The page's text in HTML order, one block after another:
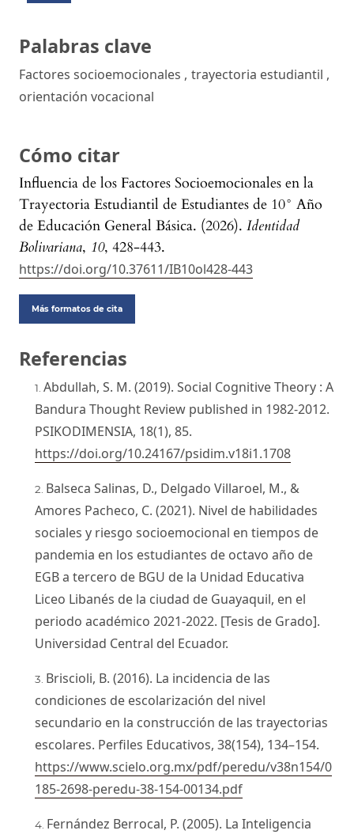
Palabras clave
Factores socioemocionales , trayectoria estudiantil ,
orientación vocacional
Cómo citar
Influencia de los Factores Socioemocionales en la
Trayectoria Estudiantil de Estudiantes de 10° Año
de Educación General Básica. (2026). Identidad
Bolivariana, 10, 428-443.
https://doi.org/10.37611/IB10ol428-443
Más formatos de cita
Referencias
Abdullah, S. M. (2019). Social Cognitive Theory : A
Bandura Thought Review published in 1982-2012.
PSIKODIMENSIA, 18(1), 85.
https://doi.org/10.24167/psidim.v18i1.1708
Balseca Salinas, D., Delgado Villaroel, M., &
Amores Pacheco, C. (2021). Nivel de habilidades
sociales y riesgo socioemocional en tiempos de
pandemia en los estudiantes de octavo año de
EGB a tercero de BGU de la Unidad Educativa
Liceo Libanés de la ciudad de Guayaquil, en el
periodo académico 2021-2022. [Tesis de Grado].
Universidad Central del Ecuador.
Briscioli, B. (2016). La incidencia de las
condiciones de escolarización del nivel
secundario en la construcción de las trayectorias
escolares. Perfiles Educativos, 38(154), 134–154.
https://www.scielo.org.mx/pdf/peredu/v38n154/0
185-2698-peredu-38-154-00134.pdf
Fernández Berrocal, P. (2005). La Inteligencia